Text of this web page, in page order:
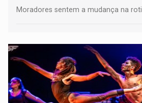
Moradores sentem a mudança na